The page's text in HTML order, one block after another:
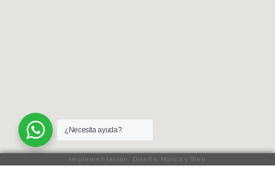
¿Necesita ayuda?
Implementación: Diseño, Marca y Web